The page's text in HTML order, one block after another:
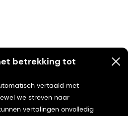
betrekking tot
vertaald met
we streven naar
vertalingen onvolledig